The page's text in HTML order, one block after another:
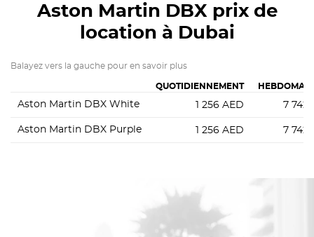
Aston Martin DBX prix de
location à Dubai
Balayez vers la gauche pour en savoir plus
QUOTIDIENNEMENT
Aston Martin DBX White 1 256 AED 7 742
Aston Martin DBX Purple 1 256 AED 7 742